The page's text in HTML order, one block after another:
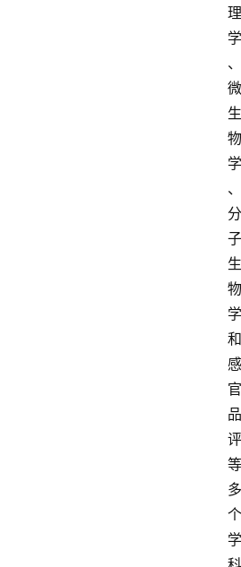
理
学
、
微
生
物
学
、
分
子
生
物
学
和
感
官
品
评
等
多
个
学